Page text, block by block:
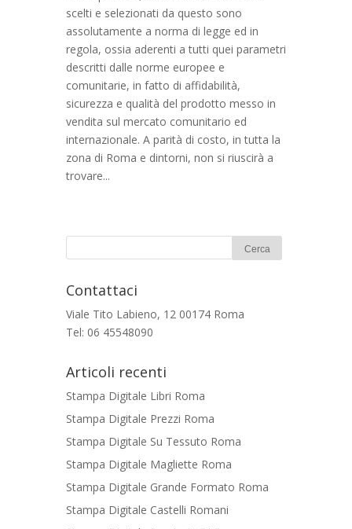
scelti e selezionati da questo sono
assolutamente a norma di legge ed in
regola, ossia aderenti a tutti quei parametri
descritti dalle norme europee e
comunitarie, in fatto di affidabilità,
sicurezza e qualità del prodotto messo in
vendita sul mercato comunitario ed
internazionale. A parità di costo, in tutta la
zona di Roma e dintorni, non si riuscirà a
trovare...
Contattaci
Viale Tito Labieno, 12 00174 Roma
Tel: 06 45548090
Articoli recenti
Stampa Digitale Libri Roma
Stampa Digitale Prezzi Roma
Stampa Digitale Su Tessuto Roma
Stampa Digitale Magliette Roma
Stampa Digitale Grande Formato Roma
Stampa Digitale Castelli Romani